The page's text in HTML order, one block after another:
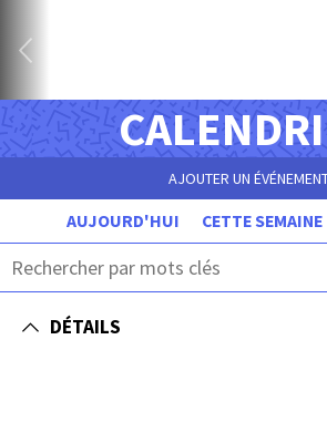
AJOUTER UN
AUJOURD'HUI CETTE SEMAINE
DÉTAILS